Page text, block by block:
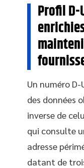
Profil D-
Un numéro
des données
inverse de
qui consulte
adresse
datant de